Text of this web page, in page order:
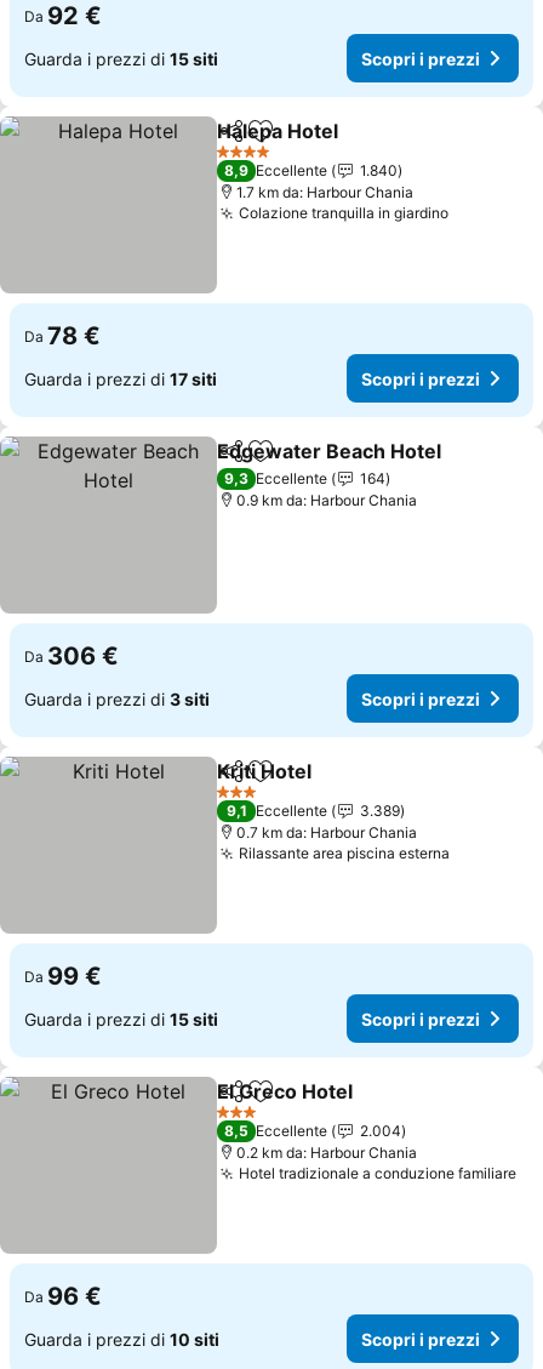
Da 92 €
Guarda i prezzi di 15 siti Scopri i prezzi
CondividiAggiungi ai preferiti
Halepa Hotel
4 Stelle
8,9 Eccellente
1.840
1.7 km da: Harbour Chania
Colazione tranquilla in giardinoScopri i
Da 78 €
Guarda i prezzi di 17 siti Scopri i prezzi
CondividiAggiungi ai preferiti
Edgewater Beach Hotel
9,3 Eccellente
164
0.9 km da: Harbour Chania
Da 306 €
Guarda i prezzi di 3 siti Scopri i prezzi
CondividiAggiungi ai preferiti
Kriti Hotel
3 Stelle
9,1 Eccellente
3.389
0.7 km da: Harbour Chania
Rilassante area piscina esterna
Da 99 €
Guarda i prezzi di 15 siti Scopri i prezzi
CondividiAggiungi ai preferiti
El Greco Hotel
3 Stelle
8,5 Eccellente
2.004
0.2 km da: Harbour Chania
Hotel tradizionale a conduzione familiare
Da 96 €
Guarda i prezzi di 10 siti Scopri i prezzi